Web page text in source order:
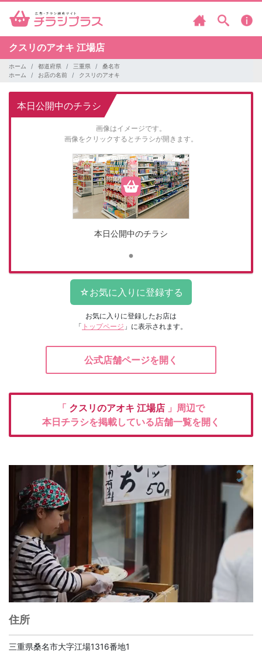
クスリのアオキ 江場店
ホーム 都道府県 三重県
桑名市
ホーム
お店の名前 クスリのアオキ
本日公開中のチラシ
画像はイメージです。
画像をクリックするとチラシが開きます。
本日公開中のチラシ
お気に入りに登録したお店は
「 トップページ 」に表示されます。
公式店舗ページを開く
「 クスリのアオキ 江場店 」周辺で
本日チラシを掲載している店舗一覧を開く
住所
三重県桑名市大字江場1316番地1